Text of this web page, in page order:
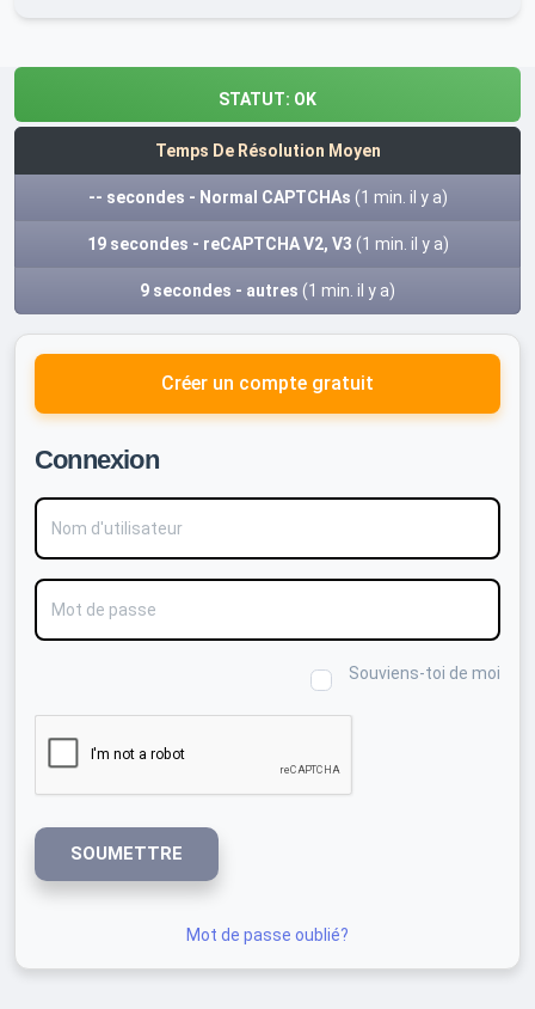
STATUT: OK
Temps De Résolution Moyen
-- secondes - Normal CAPTCHAs (1 min. il y a)
19 secondes - reCAPTCHA V2, V3 (1 min. il y a)
9 secondes - autres (1 min. il y a)
Créer un compte gratuit
Connexion
Nom d'utilisateur
Mot de passe
Souviens-toi de moi
SOUMETTRE
Mot de passe oublié?